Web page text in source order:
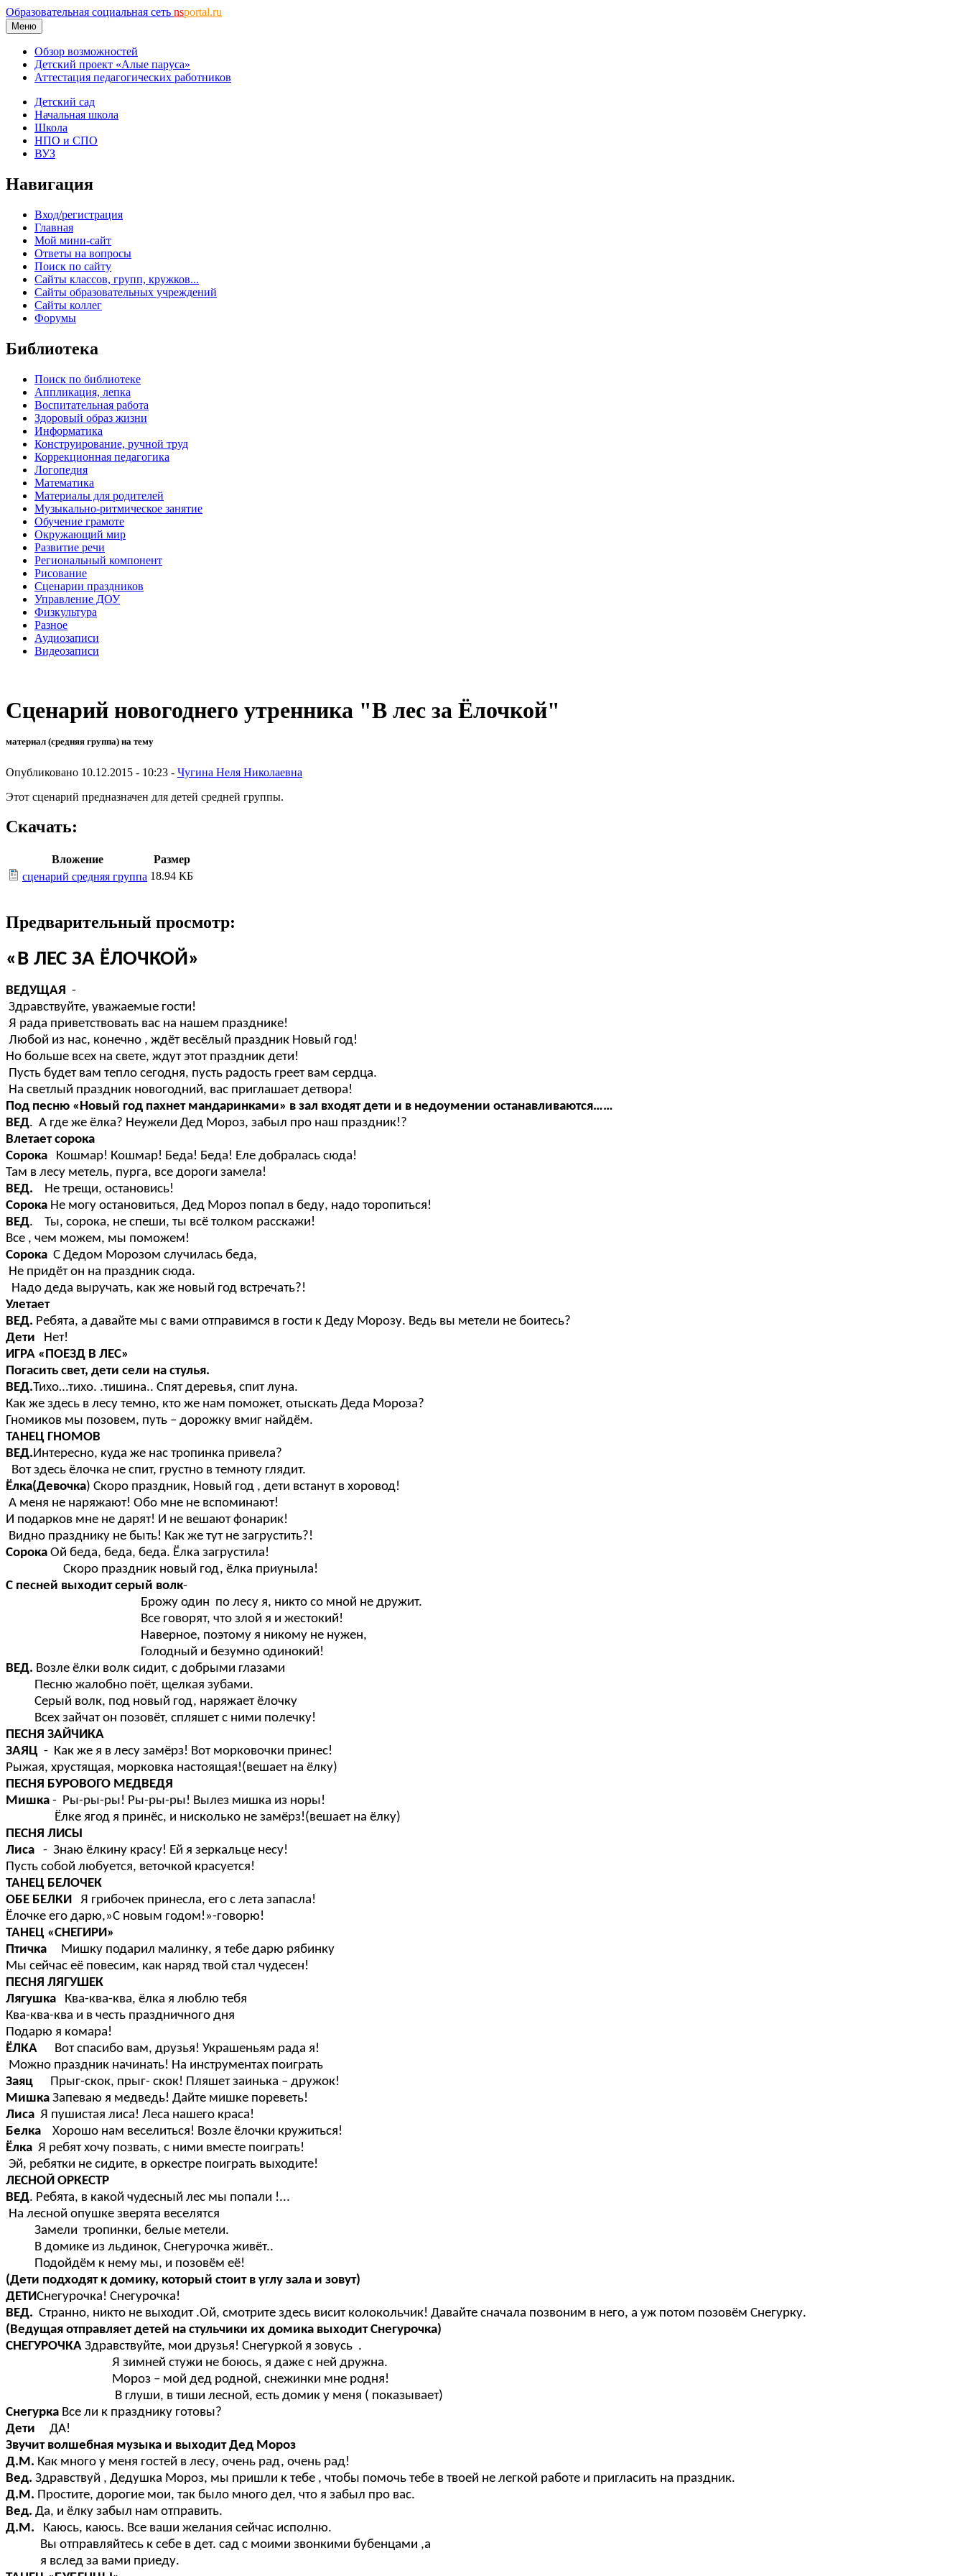
Образовательная социальная сеть nsportal.ru
Меню
Обзор возможностей
Детский проект «Алые паруса»
Аттестация педагогических работников
Детский сад
Начальная школа
Школа
НПО и СПО
ВУЗ
Навигация
Вход/регистрация
Главная
Мой мини-сайт
Ответы на вопросы
Поиск по сайту
Сайты классов, групп, кружков...
Сайты образовательных учреждений
Сайты коллег
Форумы
Библиотека
Поиск по библиотеке
Аппликация, лепка
Воспитательная работа
Здоровый образ жизни
Информатика
Конструирование, ручной труд
Коррекционная педагогика
Логопедия
Математика
Материалы для родителей
Музыкально-ритмическое занятие
Обучение грамоте
Окружающий мир
Развитие речи
Региональный компонент
Рисование
Сценарии праздников
Управление ДОУ
Физкультура
Разное
Аудиозаписи
Видеозаписи
Сценарий новогоднего утренника "В лес за Ёлочкой"
материал (средняя группа) на тему
Опубликовано 10.12.2015 - 10:23 - Чугина Неля Николаевна
Этот сценарий предназначен для детей средней группы.
Скачать:
Вложение
Размер
сценарий средняя группа 18.94 КБ
Предварительный просмотр:
«В ЛЕС ЗА ЁЛОЧКОЙ»
ВЕДУЩАЯ -
Здравствуйте, уважаемые гости!
Я рада приветствовать вас на нашем празднике!
Любой из нас, конечно , ждёт весёлый праздник Новый год!
Но больше всех на свете, ждут этот праздник дети!
Пусть будет вам тепло сегодня, пусть радость греет вам сердца.
На светлый праздник новогодний, вас приглашает детвора!
Под песню «Новый год пахнет мандаринками» в зал входят дети и в недоумении останавливаются……
ВЕД. А где же ёлка? Неужели Дед Мороз, забыл про наш праздник!?
Влетает сорока
Сорока Кошмар! Кошмар! Беда! Беда! Еле добралась сюда!
Там в лесу метель, пурга, все дороги замела!
ВЕД. Не трещи, остановись!
Сорока Не могу остановиться, Дед Мороз попал в беду, надо торопиться!
ВЕД. Ты, сорока, не спеши, ты всё толком расскажи!
Все , чем можем, мы поможем!
Сорока С Дедом Морозом случилась беда,
Не придёт он на праздник сюда.
Надо деда выручать, как же новый год встречать?!
Улетает
ВЕД. Ребята, а давайте мы с вами отправимся в гости к Деду Морозу. Ведь вы метели не боитесь?
Дети Нет!
ИГРА «ПОЕЗД В ЛЕС»
Погасить свет, дети сели на стулья.
ВЕД.Тихо…тихо. .тишина.. Спят деревья, спит луна.
Как же здесь в лесу темно, кто же нам поможет, отыскать Деда Мороза?
Гномиков мы позовем, путь – дорожку вмиг найдём.
ТАНЕЦ ГНОМОВ
ВЕД. Интересно, куда же нас тропинка привела?
Вот здесь ёлочка не спит, грустно в темноту глядит.
Ёлка(Девочка) Скоро праздник, Новый год , дети встанут в хоровод!
А меня не наряжают! Обо мне не вспоминают!
И подарков мне не дарят! И не вешают фонарик!
Видно празднику не быть! Как же тут не загрустить?!
Сорока Ой беда, беда, беда. Ёлка загрустила!
Скоро праздник новый год, ёлка приуныла!
С песней выходит серый волк-
Брожу один по лесу я, никто со мной не дружит.
Все говорят, что злой я и жестокий!
Наверное, поэтому я никому не нужен,
Голодный и безумно одинокий!
ВЕД. Возле ёлки волк сидит, с добрыми глазами
Песню жалобно поёт, щелкая зубами.
Серый волк, под новый год, наряжает ёлочку
Всех зайчат он позовёт, спляшет с ними полечку!
ПЕСНЯ ЗАЙЧИКА
ЗАЯЦ - Как же я в лесу замёрз! Вот морковочки принес!
Рыжая, хрустящая, морковка настоящая!(вешает на ёлку)
ПЕСНЯ БУРОВОГО МЕДВЕДЯ
Мишка - Ры-ры-ры! Ры-ры-ры! Вылез мишка из норы!
Ёлке ягод я принёс, и нисколько не замёрз!(вешает на ёлку)
ПЕСНЯ ЛИСЫ
Лиса - Знаю ёлкину красу! Ей я зеркальце несу!
Пусть собой любуется, веточкой красуется!
ТАНЕЦ БЕЛОЧЕК
ОБЕ БЕЛКИ
Я грибочек принесла, его с лета запасла!
Ёлочке его дарю,»С новым годом!»-говорю!
ТАНЕЦ «СНЕГИРИ»
Птичка Мишку подарил малинку, я тебе дарю рябинку
Мы сейчас её повесим, как наряд твой стал чудесен!
ПЕСНЯ ЛЯГУШЕК
Лягушка
Ква-ква-ква, ёлка я люблю тебя
Ква-ква-ква и в честь праздничного дня
Подарю я комара!
ЁЛКА Вот спасибо вам, друзья! Украшеньям рада я!
Можно праздник начинать! На инструментах поиграть
Заяц Прыг-скок, прыг- скок! Пляшет заинька – дружок!
Мишка Запеваю я медведь! Дайте мишке пореветь!
Лиса Я пушистая лиса! Леса нашего краса!
Белка
Хорошо нам веселиться! Возле ёлочки кружиться!
Ёлка Я ребят хочу позвать, с ними вместе поиграть!
Эй, ребятки не сидите, в оркестре поиграть выходите!
ЛЕСНОЙ ОРКЕСТР
ВЕД. Ребята, в какой чудесный лес мы попали !...
На лесной опушке зверята веселятся
Замели тропинки, белые метели.
В домике из льдинок, Снегурочка живёт..
Подойдём к нему мы, и позовём её!
(Дети подходят к домику, который стоит в углу зала и зовут)
ДЕТИСнегурочка! Снегурочка!
ВЕД. Странно, никто не выходит .Ой, смотрите здесь висит колокольчик! Давайте сначала позвоним в него, а уж потом позовём Снегурку.
(Ведущая отправляет детей на стульчики их домика выходит Снегурочка)
СНЕГУРОЧКА Здравствуйте, мои друзья! Снегуркой я зовусь .
Я зимней стужи не боюсь, я даже с ней дружна.
Мороз – мой дед родной, снежинки мне родня!
В глуши, в тиши лесной, есть домик у меня ( показывает)
Снегурка Все ли к празднику готовы?
Дети ДА!
Звучит волшебная музыка и выходит Дед Мороз
Д.М. Как много у меня гостей в лесу, очень рад, очень рад!
Вед. Здравствуй , Дедушка Мороз, мы пришли к тебе , чтобы помочь тебе в твоей не легкой работе и пригласить на праздник.
Д.М. Простите, дорогие мои, так было много дел, что я забыл про вас.
Вед. Да, и ёлку забыл нам отправить.
Д.М. Каюсь, каюсь. Все ваши желания сейчас исполню.
Вы отправляйтесь к себе в дет. сад с моими звонкими бубенцами ,а
я вслед за вами приеду.